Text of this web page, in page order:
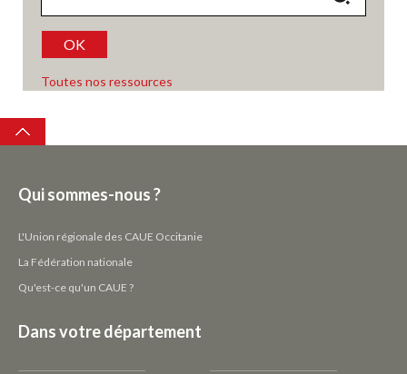
OK
Toutes nos ressources
Top
Qui sommes-nous ?
L'Union régionale des CAUE Occitanie
La Fédération nationale
Qu'est-ce qu'un CAUE ?
Dans votre département